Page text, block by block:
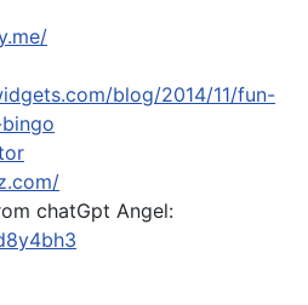
blog/2014/11/fun-
chatGpt Angel: